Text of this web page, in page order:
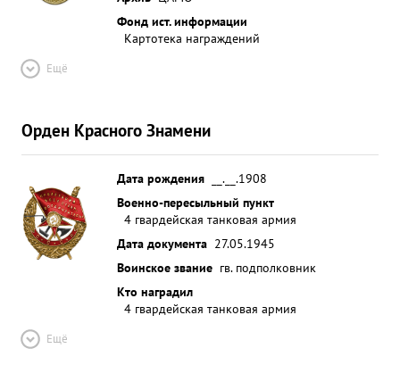
Фонд ист. информации
Картотека награждений
Ещё
Орден Красного Знамени
Дата рождения
__.__.1908
Военно-пересыльный пункт
4 гвардейская танковая армия
Дата документа 27.05.1945
Воинское звание гв. подполковник
Кто наградил
4 гвардейская танковая армия
Ещё